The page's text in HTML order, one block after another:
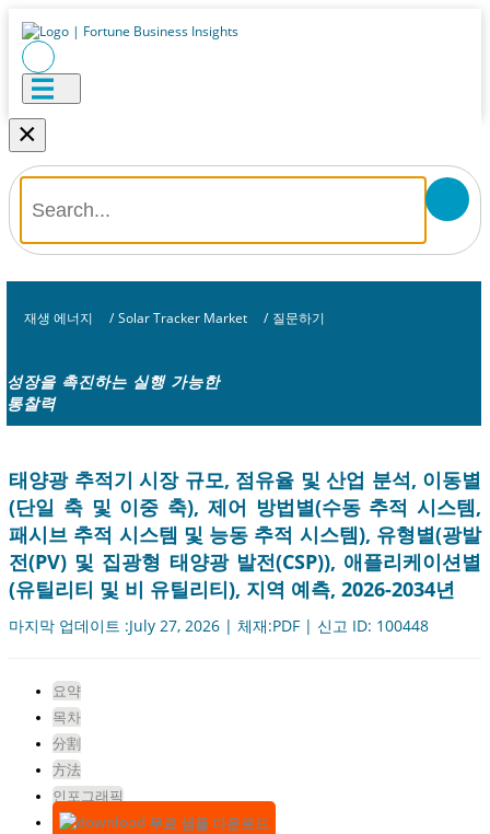
×
재생 에너지 / Solar Tracker Market / 질문하기
성장을 촉진하는 실행 가능한
통찰력
태양광 추적기 시장 규모, 점유율 및 산업 분석, 이동별
(단일 축 및 이중 축), 제어 방법별(수동 추적 시스템,
패시브 추적 시스템 및 능동 추적 시스템), 유형별(광발
전(PV) 및 집광형 태양광 발전(CSP)), 애플리케이션별
(유틸리티 및 비 유틸리티), 지역 예측, 2026-2034년
마지막 업데이트 :July 27, 2026 | 체재:PDF | 신고 ID: 100448
요약
목차
分割
方法
인포그래픽
무료 샘플 다운로드